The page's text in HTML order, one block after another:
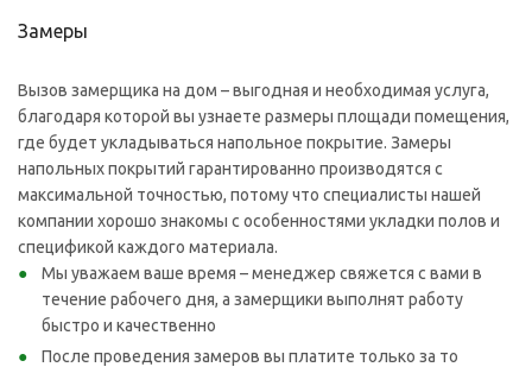
Замеры
Вызов замерщика на дом – выгодная и необходимая услуга,
благодаря которой вы узнаете размеры площади помещения,
где будет укладываться напольное покрытие. Замеры
напольных покрытий гарантированно производятся с
максимальной точностью, потому что специалисты нашей
компании хорошо знакомы с особенностями укладки полов и
спецификой каждого материала.
Мы уважаем ваше время – менеджер свяжется с вами в
течение рабочего дня, а замерщики выполнят работу
быстро и качественно
После проведения замеров вы платите только за то